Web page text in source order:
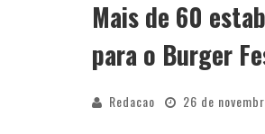
Mais de 60
para o Burger
Redacao 26 de